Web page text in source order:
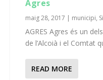
Agres
maig 28, 2017 | municipi,
AGRES Agres és un
de l’Alcoià i el Comtat
READ MORE